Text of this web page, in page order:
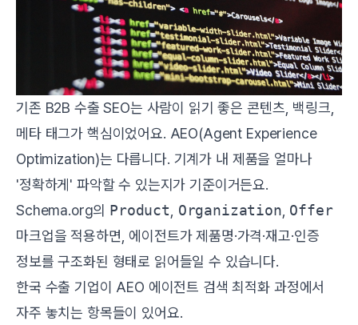
기존 B2B 수출 SEO는 사람이 읽기 좋은 콘텐츠, 백링크,
메타 태그가 핵심이었어요. AEO(Agent Experience
Optimization)는 다릅니다. 기계가 내 제품을 얼마나
'정확하게' 파악할 수 있는지가 기준이거든요.
Schema.org의 Product Organization Offer
마크업을 적용하면, 에이전트가 제품명·가격·재고·인증
정보를 구조화된 형태로 읽어들일 수 있습니다.
한국 수출 기업이 AEO 에이전트 검색 최적화 과정에서
자주 놓치는 항목들이 있어요.